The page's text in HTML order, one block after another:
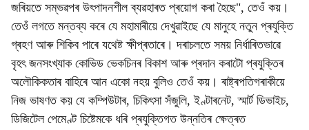
জৰিয়তে সম্ভৱপৰ উৎপাদনশীল ব্যৱহাৰত প্ৰয়োগ কৰা হৈছে", তেওঁ কয়।
তেওঁ লগতে মন্তব্য কৰে যে মহামাৰীয়ে দেখুৱাইছে যে মানুহে নতুন প্ৰযুক্তি
গ্ৰহণ আৰু শিকিব পাৰে যথেষ্ট ক্ষীপ্ৰতাৰে। দৰাচলতে সময় নিৰ্ধাৰিতভাৱে
বৃহৎ জনসংখ্যাক কোভিড ভেকচিনৰ বিকাশ আৰু প্ৰদান কৰাটো প্ৰযুক্তিৰ
অলৌকিকতাৰ বাহিৰে আন একো নহয় বুলিও তেওঁ কয়। ৰাষ্ট্ৰপতিগৰাকীয়ে
নিজ ভাষণত কয় যে কম্পিউটাৰ, চিকিৎসা সঁজুলি, ইণ্টাৰনেট, স্মাৰ্ট ডিভাইচ,
ডিজিটেল পেমেণ্ট চিষ্টেমকে ধৰি প্ৰযুক্তিগত উন্নতিৰ ক্ষেত্ৰত